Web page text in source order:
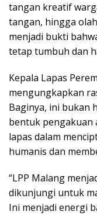
tangan kreatif
tangan, hingga
menjadi bukti
tetap tumbuh dan
Kepala Lapas
mengungkapkan
Baginya, ini bukan
bentuk pengakuan
lapas dalam
humanis dan
“LPP Malang
dikunjungi untuk
Ini menjadi energi